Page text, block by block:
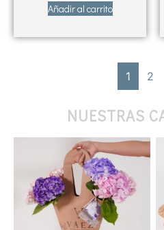
Añadir al carrito
1 2
NUESTRAS